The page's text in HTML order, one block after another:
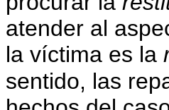
atender al
la víctima es la
sentido, las